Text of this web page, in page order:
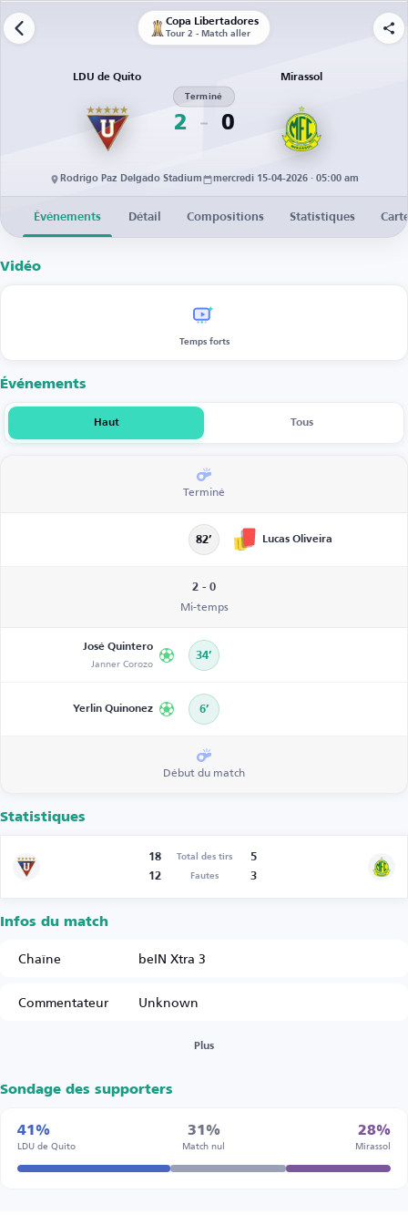
Copa Libertadores
Tour 2 - Match aller
LDU de Quito
2
Terminé
0
Mirassol
Rodrigo Paz Delgado Stadium mercredi 15-04-2026 · 05:00 am
Événements Détail Compositions Statistiques
Vidéo
Temps forts
Événements
Haut Tous
Terminé
82’ Lucas Oliveira
2 - 0
Mi-temps
José Quintero
Janner Corozo 34’
Yerlin Quinonez 6’
Début du match
Statistiques
18 Total des tirs
5
12
Fautes 3
Infos du match
Chaîne
beIN Xtra 3
Commentateur
Unknown
Plus
Sondage des supporters
41%
LDU de Quito
31%
Match nul
28%
Mirassol